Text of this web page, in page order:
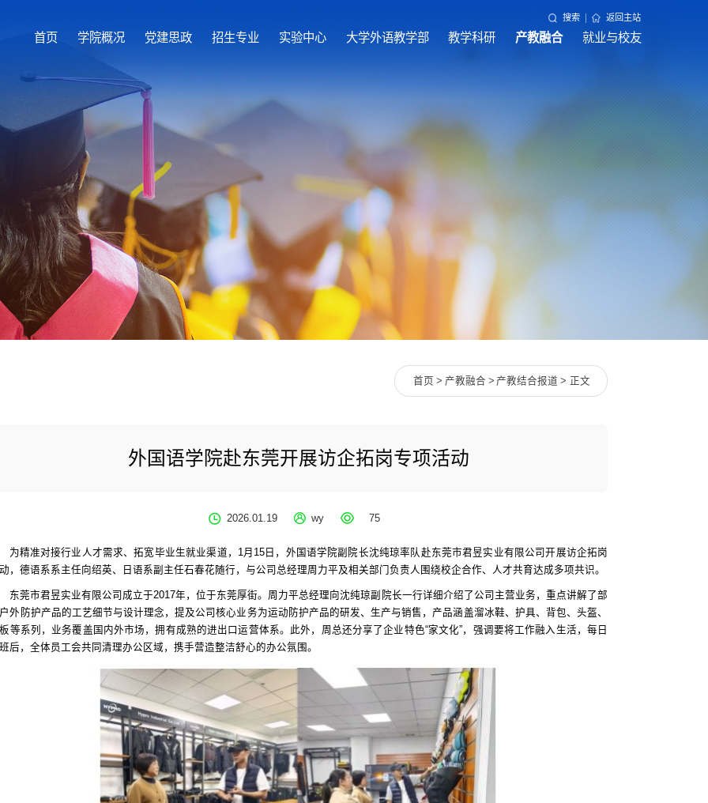
搜索 返回主站
首页 学院概况 党建思政 招生专业 实验中心 大学外语教学部 教学科研 产教融合 就业与校友
首页 > 产教融合 > 产教结合报道 > 正文
外国语学院赴东莞开展访企拓岗专项活动
2026.01.19 wy 75
为精准对接行业人才需求、拓宽毕业生就业渠道，1月15日，外国语学院副院长沈纯琼率队赴东莞市君昱实业有限公司开展访企拓岗
，德语系系主任向绍英、日语系副主任石春花随行，与公司总经理周力平及相关部门负责人围绕校企合作、人才共育达成多项共识。
东莞市君昱实业有限公司成立于2017年，位于东莞厚街。周力平总经理向沈纯琼副院长一行详细介绍了公司主营业务，重点讲解了部
外防护产品的工艺细节与设计理念，提及公司核心业务为运动防护产品的研发、生产与销售，产品涵盖溜冰鞋、护具、背包、头盔、
等系列，业务覆盖国内外市场，拥有成熟的进出口运营体系。此外，周总还分享了企业特色“家文化”，强调要将工作融入生活，每日
后，全体员工会共同清理办公区域，携手营造整洁舒心的办公氛围。